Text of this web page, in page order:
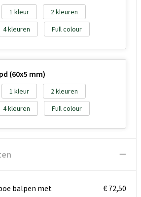
1
2
4 Full colour
(60x5 mm)
1
2
4 Full colour
balpen met
€ 72,50